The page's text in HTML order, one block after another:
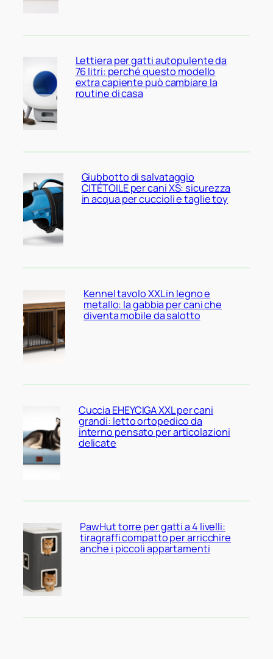
Lettiera per gatti autopulente da
76 litri: perché questo modello
extra capiente può cambiare la
routine di casa
Giubbotto di salvataggio
CITÉTOILE per cani XS: sicurezza
in acqua per cuccioli e taglie toy
Kennel tavolo XXL in legno e
metallo: la gabbia per cani che
diventa mobile da salotto
Cuccia EHEYCIGA XXL per cani
grandi: letto ortopedico da
interno pensato per articolazioni
delicate
PawHut torre per gatti a 4 livelli:
tiragraffi compatto per arricchire
anche i piccoli appartamenti